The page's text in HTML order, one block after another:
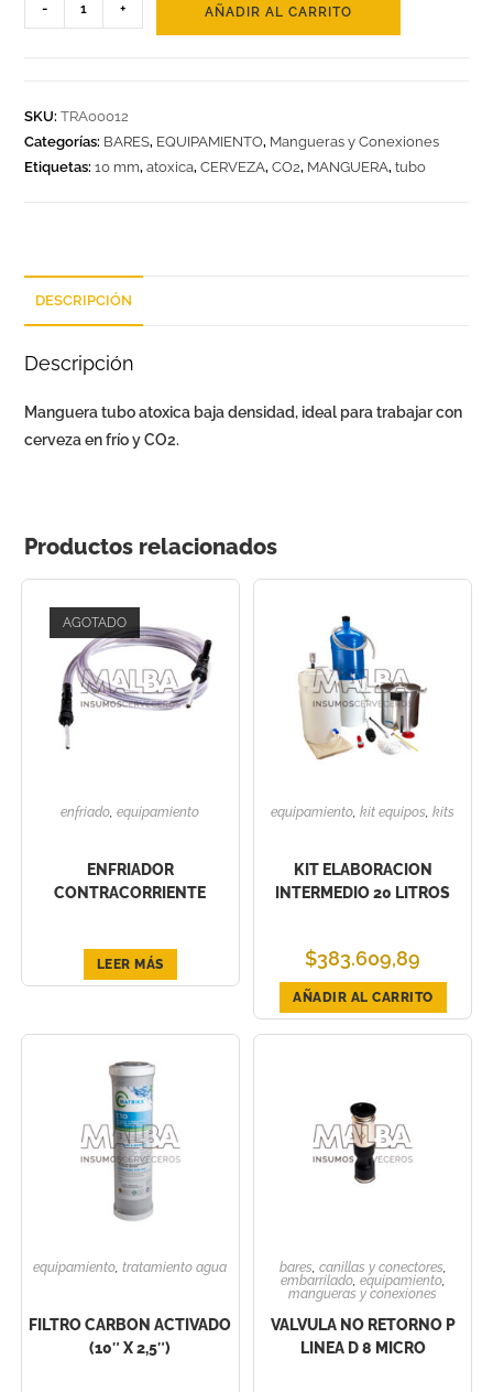
- + AÑADIR AL CARRITO
SKU:TRA00012
Categorías: BARES, EQUIPAMIENTO, Mangueras y Conexiones
Etiquetas:10 mm,atoxica,CERVEZA,CO2, MANGUERA,tubo
DESCRIPCIÓN
Descripción
Manguera tubo atoxica baja densidad, ideal para trabajar con
cerveza en frío y CO2.
Productos relacionados
AGOTADO
enfriado,equipamiento
ENFRIADOR
CONTRACORRIENTE
LEER MÁS
equipamiento,kit equipos,kits
KIT ELABORACION
INTERMEDIO 20 LITROS
$383.609,89
AÑADIR AL CARRITO
equipamiento ,tratamiento agua
FILTRO CARBON ACTIVADO
(10″ X 2,5″)
bares canillas y conectores
embarrilado, equipamiento,
mangueras y conexiones
VALVULA NO RETORNO P
LINEA D 8 MICRO